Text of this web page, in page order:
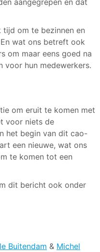
om te bezinnen en
wat ons betreft ook
om maar eens goed na
voor hun medewerkers.
om eruit te komen met
voor niets de
het begin van dit cao-
een nieuwe, wat ons
te komen tot een
dit bericht ook onder
Buitendam & Michel